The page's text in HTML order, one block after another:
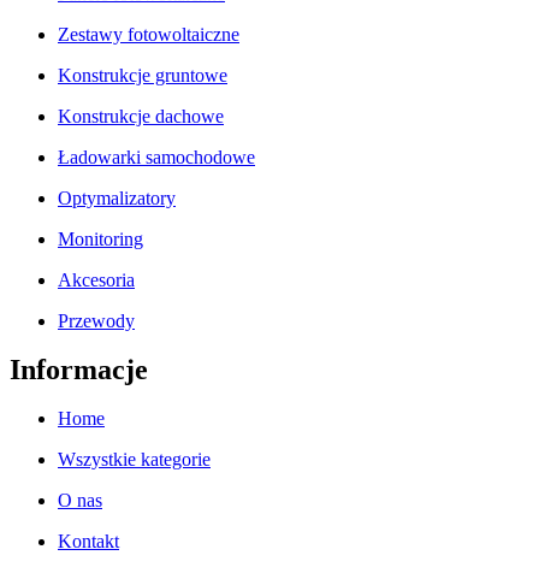
Zestawy fotowoltaiczne
Konstrukcje gruntowe
Konstrukcje dachowe
Ładowarki samochodowe
Optymalizatory
Monitoring
Akcesoria
Przewody
Informacje
Home
Wszystkie kategorie
O nas
Kontakt